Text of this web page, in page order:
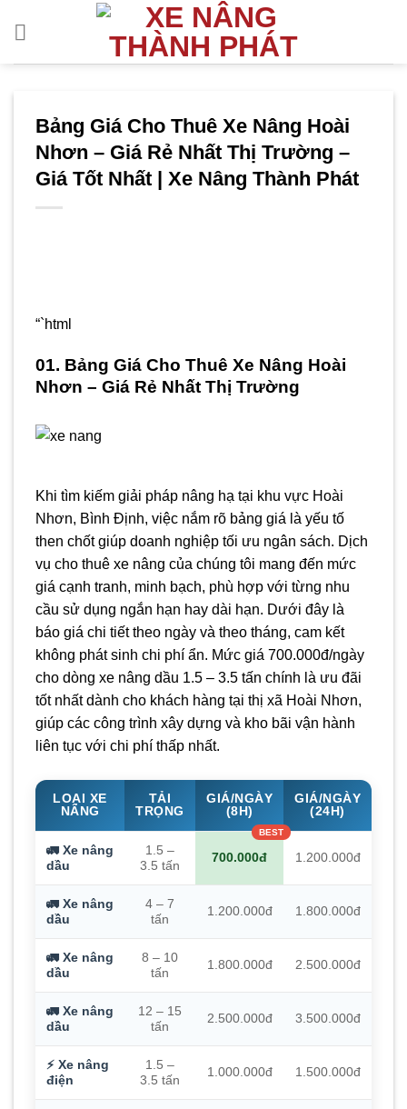
Bảng Giá Cho Thuê Xe Nâng Hoài
Nhơn – Giá Rẻ Nhất Thị Trường –
Giá Tốt Nhất | Xe Nâng Thành Phát
“`html
01. Bảng Giá Cho Thuê Xe Nâng Hoài
Nhơn – Giá Rẻ Nhất Thị Trường
Khi tìm kiếm giải pháp nâng hạ tại khu vực Hoài
Nhơn, Bình Định, việc nắm rõ bảng giá là yếu tố
then chốt giúp doanh nghiệp tối ưu ngân sách. Dịch
vụ cho thuê xe nâng của chúng tôi mang đến mức
giá cạnh tranh, minh bạch, phù hợp với từng nhu
cầu sử dụng ngắn hạn hay dài hạn. Dưới đây là
báo giá chi tiết theo ngày và theo tháng, cam kết
không phát sinh chi phí ẩn. Mức giá 700.000đ/ngày
cho dòng xe nâng dầu 1.5 – 3.5 tấn chính là ưu đãi
tốt nhất dành cho khách hàng tại thị xã Hoài Nhơn,
giúp các công trình xây dựng và kho bãi vận hành
liên tục với chi phí thấp nhất.
LOẠI XE
NÂNG
TẢI
TRỌNG
GIÁ/NGÀY
(8H)
GIÁ/NGÀY
(24H)
🚛 Xe nâng
dầu
1.5 –
3.5 tấn
700.000đ 1.200.000đ
🚛 Xe nâng
dầu
4 – 7
tấn
1.200.000đ 1.800.000đ
🚛 Xe nâng
dầu
8 – 10
tấn
1.800.000đ 2.500.000đ
🚛 Xe nâng
dầu
12 – 15
tấn
2.500.000đ 3.500.000đ
⚡ Xe nâng
điện
1.5 –
3.5 tấn
1.000.000đ 1.500.000đ